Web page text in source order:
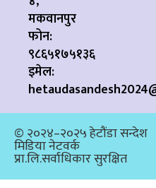
मकवानपुर
फोन:
९८६५१७५१३६
इमेल:
© २०२४–२०२५ हेटौंडा सन्देश
मिडिया नेटवर्क
प्रा.लि.सर्वाधिकार सुरक्षित​